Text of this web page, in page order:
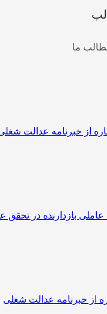
ما
از خبرنامه عدالت
بازدارنده در
از خبرنامه عدالت شغلی